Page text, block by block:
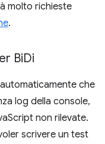
molto richieste
.
BiDi
che
log della console,
non rilevate.
scrivere un test